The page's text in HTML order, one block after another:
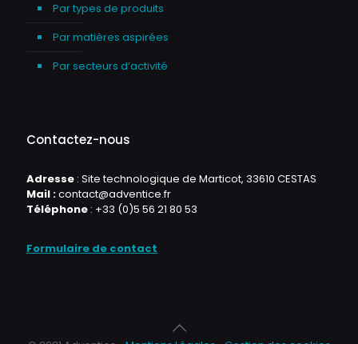
Par types de produits
Par matières aspirées
Par secteurs d’activité
Contactez-nous
Adresse : Site technologique de Marticot, 33610 CESTAS
Mail :contact@adventice.fr
Téléphone : +33 (0)5 56 21 80 53
Formulaire de contact